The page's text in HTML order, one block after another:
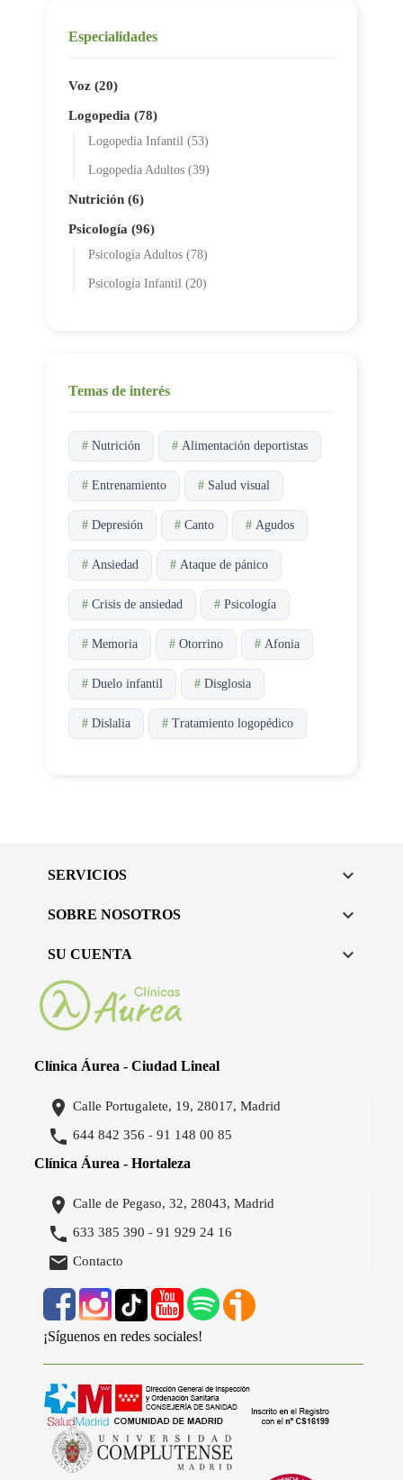
Especialidades
Voz (20)
Logopedia (78)
Logopedia Infantil (53)
Logopedia Adultos (39)
Nutrición (6)
Psicología (96)
Psicología Adultos (78)
Psicología Infantil (20)
Temas de interés
# Nutrición # Alimentación deportistas
# Entrenamiento # Salud visual
# Depresión # Canto # Agudos
# Ansiedad # Ataque de pánico
# Crisis de ansiedad # Psicología
# Memoria # Otorrino # Afonia
# Duelo infantil # Disglosia
# Dislalia # Tratamiento logopédico
SERVICIOS 
SOBRE NOSOTROS 
SU CUENTA 
Clínica Áurea - Ciudad Lineal
 Calle Portugalete, 19, 28017, Madrid
 644 842 356 -91 148 00 85
Clínica Áurea - Hortaleza
 Calle de Pegaso, 32, 28043, Madrid
 633 385 390 -91 929 24 16
 Contacto
¡Síguenos en redes sociales!